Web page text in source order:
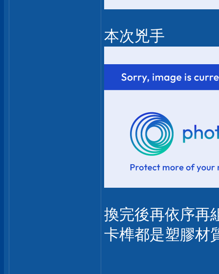
本次兇手
換完後再依序再
卡榫都是塑膠材